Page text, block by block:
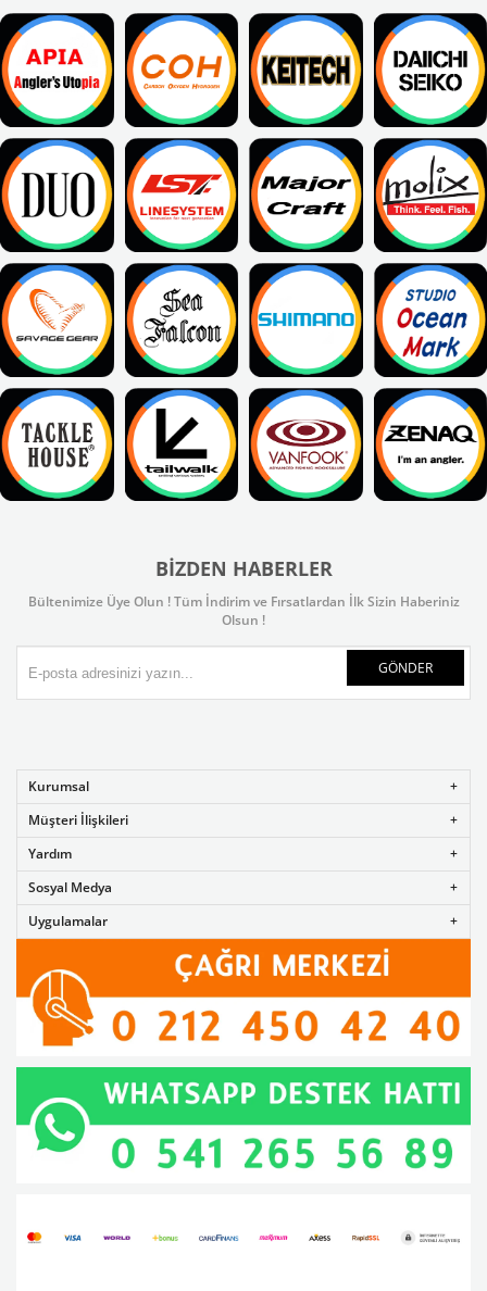
BIZDEN HABERLER
Bültenimize Üye Olun ! Tüm İndirim ve Fırsatlardan İlk Sizin Haberiniz
Olsun !
GÖNDER
Kurumsal
Müşteri İlişkileri
Yardım
Sosyal Medya
Uygulamalar